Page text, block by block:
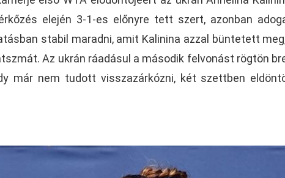
elején 3-1-es előnyre tett szert, azonban
stabil maradni, amit Kalinina azzal büntetett
Az ukrán ráadásul a második felvonást rögtön
már nem tudott visszazárkózni, két szettben